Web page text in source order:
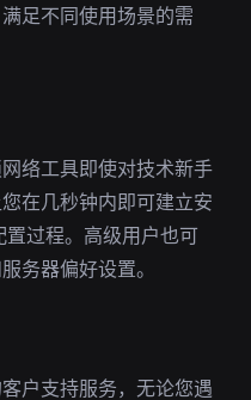
足不同使用场景的需
络工具即使对技术新手
在几秒钟内即可建立安
过程。高级用户也可
务器偏好设置。
户支持服务，无论您遇